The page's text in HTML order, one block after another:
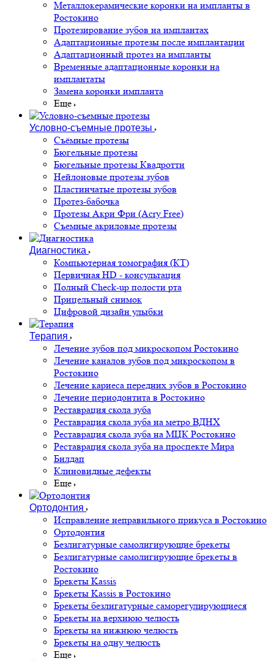
Металлокерамические коронки на импланты в
Ростокино
Протезирование зубов на имплантах
Адаптационные протезы после имплантации
Адаптационный протез на импланты
Временные адаптационные коронки на
имплантаты
Замена коронки импланта
Еще
Условно-съемные протезы
Съёмные протезы
Бюгельные протезы
Бюгельные протезы Квадротти
Нейлоновые протезы зубов
Пластинчатые протезы зубов
Протез-бабочка
Протезы Акри Фри (Acry Free)
Съемные акриловые протезы
Диагностика
Компьютерная томография (КТ)
Первичная HD - консультация
Полный Check-up полости рта
Прицельный снимок
Цифровой дизайн улыбки
Терапия
Лечение зубов под микроскопом Ростокино
Лечение каналов зубов под микроскопом в
Ростокино
Лечение кариеса передних зубов в Ростокино
Лечение периодонтита в Ростокино
Реставрация скола зуба
Реставрация скола зуба на метро ВДНХ
Реставрация скола зуба на МЦК Ростокино
Реставрация скола зуба на проспекте Мира
Билдап
Клиновидные дефекты
Еще
Ортодонтия
Исправление неправильного прикуса в Ростокино
Ортодонтия
Безлигатурные самолигирующие брекеты
Безлигатурные самолигирующие брекеты в
Ростокино
Брекеты Kassis
Брекеты Kassis в Ростокино
Брекеты безлигатурные саморегулирующиеся
Брекеты на верхнюю челюсть
Брекеты на нижнюю челюсть
Брекеты на одну челюсть
Еще